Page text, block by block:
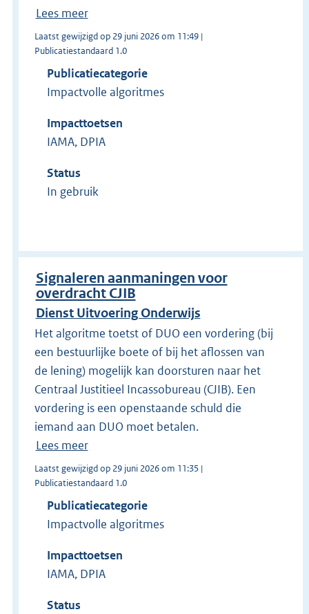
Lees meer
Laatst gewijzigd op 29 juni 2026 om 11:49 |
Publicatiestandaard 1.0
Publicatiecategorie
Impactvolle algoritmes
Impacttoetsen
IAMA, DPIA
Status
In gebruik
Signaleren aanmaningen voor
overdracht CJIB
Dienst Uitvoering Onderwijs
Het algoritme toetst of DUO een vordering (bij
een bestuurlijke boete of bij het aflossen van
de lening) mogelijk kan doorsturen naar het
Centraal Justitieel Incassobureau (CJIB). Een
vordering is een openstaande schuld die
iemand aan DUO moet betalen.
Lees meer
Laatst gewijzigd op 29 juni 2026 om 11:35 |
Publicatiestandaard 1.0
Publicatiecategorie
Impactvolle algoritmes
Impacttoetsen
IAMA, DPIA
Status